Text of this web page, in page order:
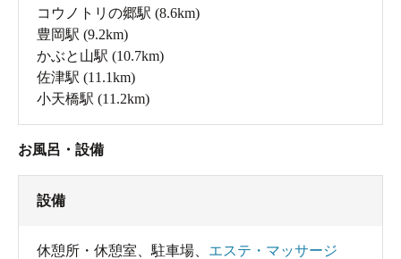
コウノトリの郷駅 (8.6km)
豊岡駅 (9.2km)
かぶと山駅 (10.7km)
佐津駅 (11.1km)
小天橋駅 (11.2km)
お風呂・設備
設備
休憩所・休憩室 駐車場 エステ・マッサージ